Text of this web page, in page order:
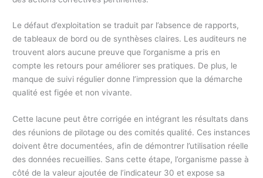
Le défaut d’exploitation se traduit par l’absence de rapports,
de tableaux de bord ou de synthèses claires. Les auditeurs ne
trouvent alors aucune preuve que l’organisme a pris en
compte les retours pour améliorer ses pratiques. De plus, le
manque de suivi régulier donne l’impression que la démarche
qualité est figée et non vivante.
Cette lacune peut être corrigée en intégrant les résultats dans
des réunions de pilotage ou des comités qualité. Ces instances
doivent être documentées, afin de démontrer l’utilisation réelle
des données recueillies. Sans cette étape, l’organisme passe à
côté de la valeur ajoutée de l’indicateur 30 et expose sa